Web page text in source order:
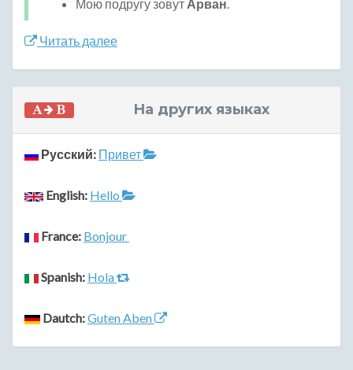
Мою подругу зовут Арван.
Читать далее
На других языках
Русский: Привет
English: Hello
France: Bonjour
Spanish: Hola
Dautch:Guten Aben